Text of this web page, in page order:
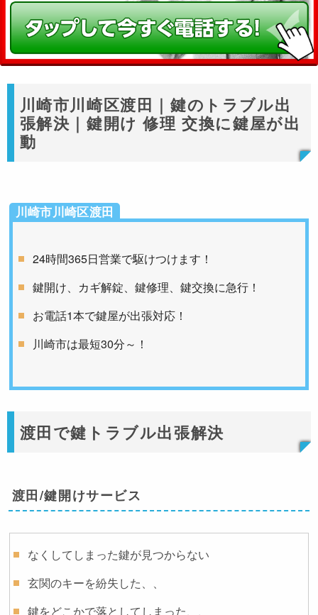
川崎市川崎区渡田｜鍵のトラブル出
張解決｜鍵開け 修理 交換に鍵屋が出
動
川崎市川崎区渡田
24時間365日営業で駆けつけます！
鍵開け、カギ解錠、鍵修理、鍵交換に急行！
お電話1本で鍵屋が出張対応！
川崎市は最短30分～！
渡田で鍵トラブル出張解決
渡田/鍵開けサービス
なくしてしまった鍵が見つからない
玄関のキーを紛失した、、
鍵をどこかで落としてしまった、、